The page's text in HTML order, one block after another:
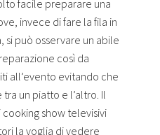
facile preparare una
invece di fare la fila in
si può osservare un abile
così da
all’evento evitando che
un piatto e l’altro. Il
show televisivi
la voglia di vedere